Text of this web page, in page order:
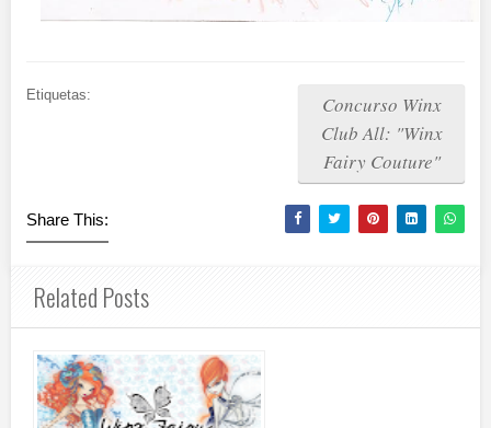
Etiquetas:
Concurso Winx
Club All: "Winx
Fairy Couture"
Share This:
Related Posts